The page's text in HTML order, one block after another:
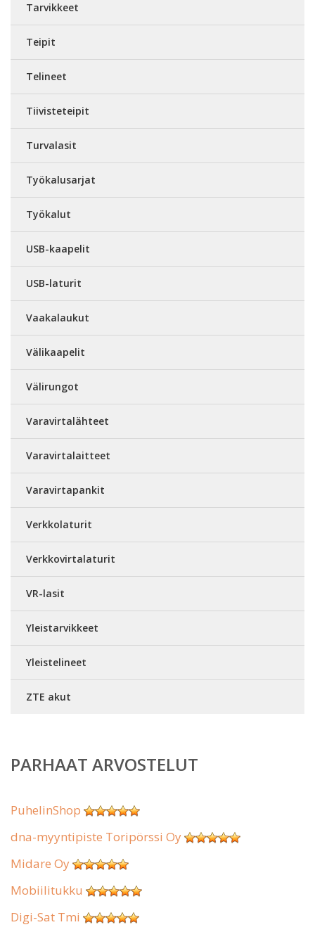
Tarvikkeet
Teipit
Telineet
Tiivisteteipit
Turvalasit
Työkalusarjat
Työkalut
USB-kaapelit
USB-laturit
Vaakalaukut
Välikaapelit
Välirungot
Varavirtalähteet
Varavirtalaitteet
Varavirtapankit
Verkkolaturit
Verkkovirtalaturit
VR-lasit
Yleistarvikkeet
Yleistelineet
ZTE akut
PARHAAT ARVOSTELUT
PuhelinShop
dna-myyntipiste Toripörssi Oy
Midare Oy
Mobiilitukku
Digi-Sat Tmi